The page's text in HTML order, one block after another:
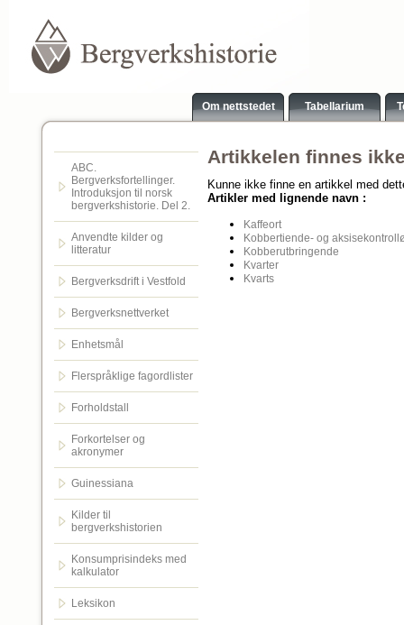
Om nettstedet Tabellarium
ABC.
Bergverksfortellinger.
Introduksjon til norsk
bergverkshistorie. Del 2.
Anvendte kilder og
litteratur
Bergverksdrift i Vestfold
Bergverksnettverket
Enhetsmål
Flerspråklige fagordlister
Forholdstall
Forkortelser og
akronymer
Guinessiana
Kilder til
bergverkshistorien
Konsumprisindeks med
kalkulator
Leksikon
Artikkelen finnes
Kunne ikke finne en artikkel med
Artikler med lignende navn :
Kaffeort
Kobbertiende- og
Kobberutbringende
Kvarter
Kvarts